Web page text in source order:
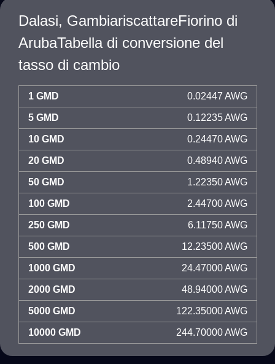
Dalasi, GambiariscattareFiorino di
ArubaTabella di conversione del
tasso di cambio
1 GMD 0.02447 AWG
5 GMD 0.12235 AWG
10 GMD 0.24470 AWG
20 GMD 0.48940 AWG
50 GMD 1.22350 AWG
100 GMD 2.44700 AWG
250 GMD 6.11750 AWG
500 GMD 12.23500 AWG
1000 GMD 24.47000 AWG
2000 GMD 48.94000 AWG
5000 GMD 122.35000 AWG
10000 GMD 244.70000 AWG